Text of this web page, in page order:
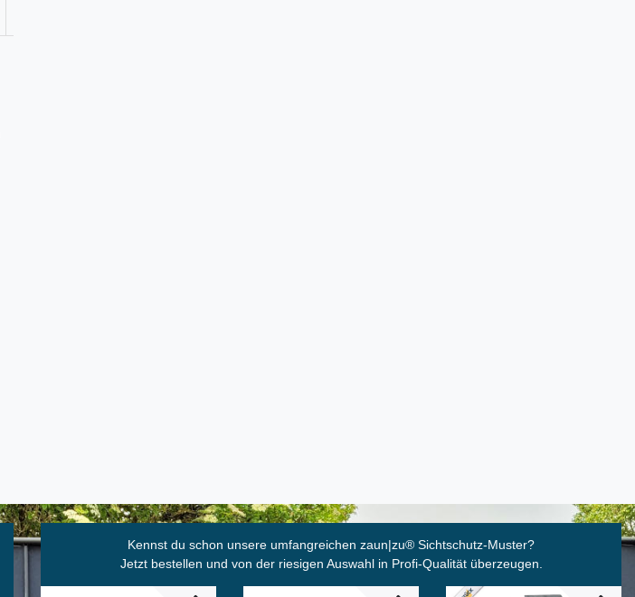
Kennst du schon unsere umfangreichen zaun|zu® Sichtschutz-Muster?
Jetzt bestellen und von der riesigen Auswahl in Profi-Qualität überzeugen.